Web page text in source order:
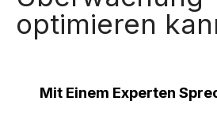
optimieren
Mit Einem Experten